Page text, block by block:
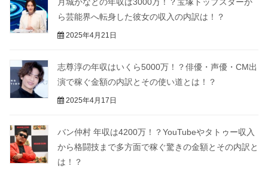
ら芸能界へ転身した彼女の収入の内訳は！？
2025年4月21日
志尊淳の年収はいくら5000万！？俳優・声優・CM出
演で稼ぐ金額の内訳とその使い道とは！？
2025年4月17日
バン仲村 年収は4200万！？YouTubeやタトゥー収入
から格闘技まで多方面で稼ぐ驚きの金額とその内訳と
は！？